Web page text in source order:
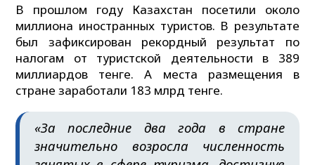
В прошлом году Казахстан посетили около
миллиона иностранных туристов. В результате
был зафиксирован рекордный результат по
налогам от туристской деятельности в 389
миллиардов тенге. А места размещения в
стране заработали 183 млрд тенге.
«За последние два года в стране
значительно возросла численность